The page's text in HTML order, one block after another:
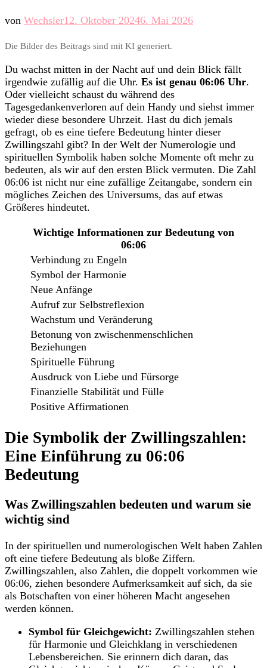
von Wechsler12. Oktober 20246. Mai 2026
Die Bilder des Beitrags sind mit KI generiert.
Du wachst mitten in der Nacht auf und dein Blick fällt
irgendwie zufällig auf die Uhr. Es ist genau 06:06 Uhr.
Oder vielleicht schaust du während des
Tagesgedankenverloren auf dein Handy und siehst immer
wieder diese besondere Uhrzeit. Hast du dich jemals
gefragt, ob es eine tiefere Bedeutung hinter dieser
Zwillingszahl gibt? In der Welt der Numerologie und
spirituellen Symbolik haben solche Momente oft mehr zu
bedeuten, als wir auf den ersten Blick vermuten. Die Zahl
06:06 ist nicht nur eine zufällige Zeitangabe, sondern ein
mögliches Zeichen des Universums, das auf etwas
Größeres hindeutet.
Wichtige Informationen zur Bedeutung von
06:06
Verbindung zu Engeln
Symbol der Harmonie
Neue Anfänge
Aufruf zur Selbstreflexion
Wachstum und Veränderung
Betonung von zwischenmenschlichen
Beziehungen
Spirituelle Führung
Ausdruck von Liebe und Fürsorge
Finanzielle Stabilität und Fülle
Positive Affirmationen
Die Symbolik der Zwillingszahlen:
Eine Einführung zu 06:06
Bedeutung
Was Zwillingszahlen bedeuten und warum sie
wichtig sind
In der spirituellen und numerologischen Welt haben Zahlen
oft eine tiefere Bedeutung als bloße Ziffern.
Zwillingszahlen, also Zahlen, die doppelt vorkommen wie
06:06, ziehen besondere Aufmerksamkeit auf sich, da sie
als Botschaften von einer höheren Macht angesehen
werden können.
Symbol für Gleichgewicht: Zwillingszahlen stehen
für Harmonie und Gleichklang in verschiedenen
Lebensbereichen. Sie erinnern dich daran, das